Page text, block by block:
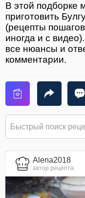
В этой подборке
приготовить
(рецепты
иногда и с
все нюансы и
комментарии.
Alena2018
автор рецепта